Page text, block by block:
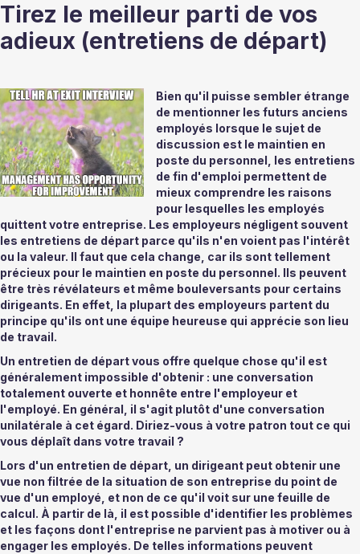
Tirez le meilleur parti de vos
adieux (entretiens de départ)
Bien qu'il puisse sembler étrange
de mentionner les futurs anciens
employés lorsque le sujet de
discussion est le maintien en
poste du personnel, les entretiens
de fin d'emploi permettent de
mieux comprendre les raisons
pour lesquelles les employés
quittent votre entreprise. Les employeurs négligent souvent
les entretiens de départ parce qu'ils n'en voient pas l'intérêt
ou la valeur. Il faut que cela change, car ils sont tellement
précieux pour le maintien en poste du personnel. Ils peuvent
être très révélateurs et même bouleversants pour certains
dirigeants. En effet, la plupart des employeurs partent du
principe qu'ils ont une équipe heureuse qui apprécie son lieu
de travail.
Un entretien de départ vous offre quelque chose qu'il est
généralement impossible d'obtenir : une conversation
totalement ouverte et honnête entre l'employeur et
l'employé. En général, il s'agit plutôt d'une conversation
unilatérale à cet égard. Diriez-vous à votre patron tout ce qui
vous déplaît dans votre travail ?
Lors d'un entretien de départ, un dirigeant peut obtenir une
vue non filtrée de la situation de son entreprise du point de
vue d'un employé, et non de ce qu'il voit sur une feuille de
calcul. À partir de là, il est possible d'identifier les problèmes
et les façons dont l'entreprise ne parvient pas à motiver ou à
engager les employés. De telles informations peuvent